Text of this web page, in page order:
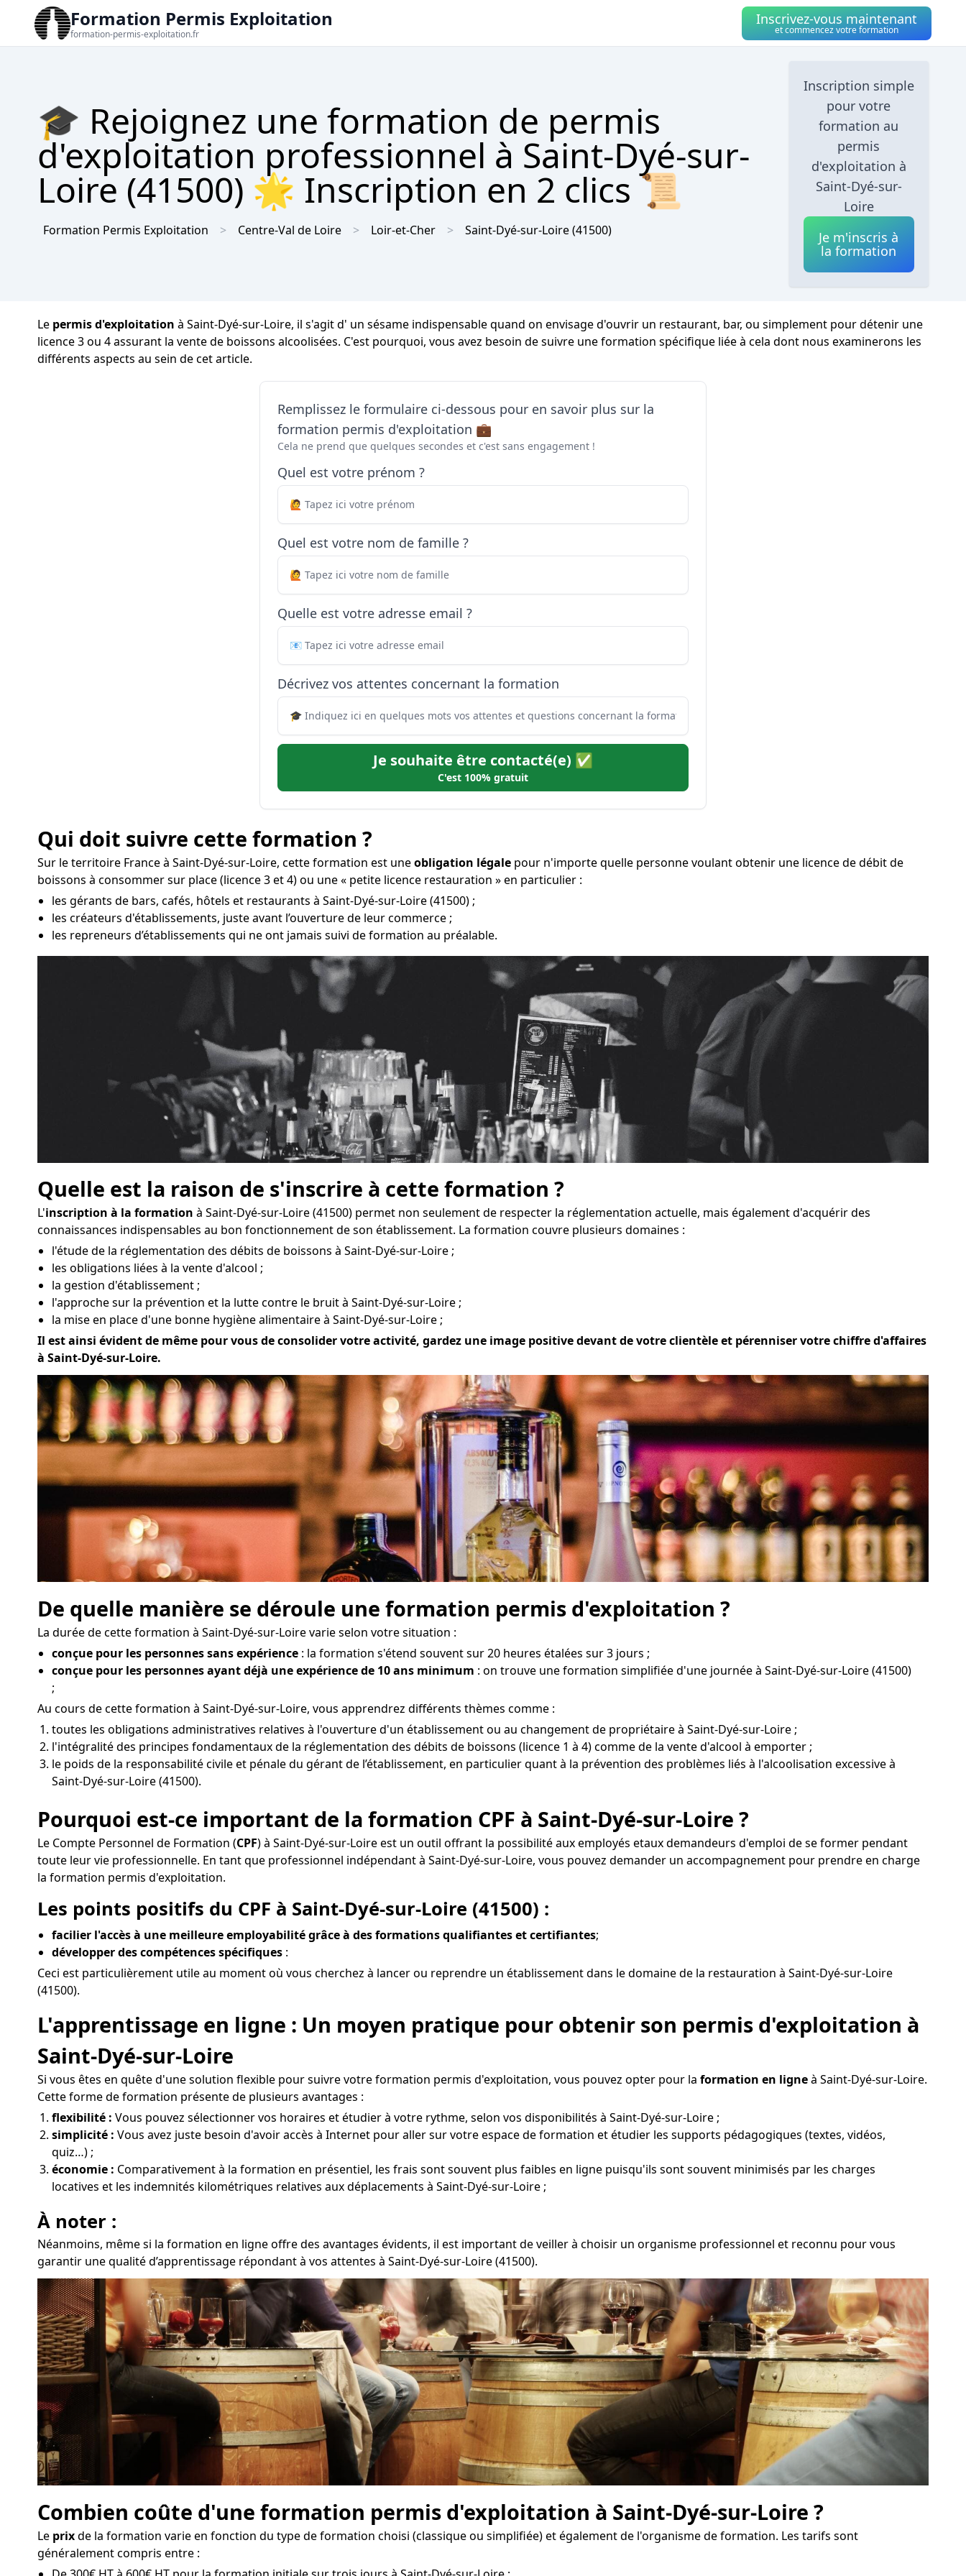
Formation Permis Exploitation
formation-permis-exploitation.fr
Inscrivez-vous maintenant
et commencez votre formation
🎓 Rejoignez une formation de permis
d'exploitation professionnel à Saint-Dyé-sur-
Loire (41500) 🌟 Inscription en 2 clics 📜
Formation Permis Exploitation Centre-Val de Loire Loir-et-Cher Saint-Dyé-sur-Loire(41500)
Inscription simple
pour votre
formation au
permis
d'exploitation à
Saint-Dyé-sur-
Loire
Je m'inscris à
la formation
Le permis d'exploitation à Saint-Dyé-sur-Loire, il s'agit d' un sésame indispensable quand on envisage d'ouvrir un restaurant, bar, ou simplement pour détenir une
licence 3 ou 4 assurant la vente de boissons alcoolisées. C'est pourquoi, vous avez besoin de suivre une formation spécifique liée à cela dont nous examinerons les
différents aspects au sein de cet article.
Remplissez le formulaire ci-dessous pour en savoir plus sur la
formation permis d'exploitation 💼
Cela ne prend que quelques secondes et c'est sans engagement !
Quel est votre prénom ?
Quel est votre nom de famille ?
Quelle est votre adresse email ?
Décrivez vos attentes concernant la formation
Je souhaite être contacté(e) ✅
C'est 100% gratuit
Qui doit suivre cette formation ?
Sur le territoire France à Saint-Dyé-sur-Loire, cette formation est uneobligation légale pour n'importe quelle personne voulant obtenir une licence de débit de
boissons à consommer sur place (licence 3 et 4) ou une « petite licence restauration » en particulier :
les gérants de bars, cafés, hôtels et restaurants à Saint-Dyé-sur-Loire (41500) ;
les créateurs d'établissements, juste avant l’ouverture de leur commerce ;
les repreneurs d’établissements qui ne ont jamais suivi de formation au préalable.
Quelle est la raison de s'inscrire à cette formation ?
L'inscription à la formation à Saint-Dyé-sur-Loire (41500) permet non seulement de respecter la réglementation actuelle, mais également d'acquérir des
connaissances indispensables au bon fonctionnement de son établissement. La formation couvre plusieurs domaines :
l'étude de la réglementation des débits de boissons à Saint-Dyé-sur-Loire ;
les obligations liées à la vente d'alcool ;
la gestion d'établissement ;
l'approche sur la prévention et la lutte contre le bruit à Saint-Dyé-sur-Loire ;
la mise en place d'une bonne hygiène alimentaire à Saint-Dyé-sur-Loire ;
Il est ainsi évident de même pour vous de consolider votre activité, gardez une image positive devant de votre clientèle et pérenniser votre chiffre d'affaires
à Saint-Dyé-sur-Loire.
De quelle manière se déroule une formation permis d'exploitation ?
La durée de cette formation à Saint-Dyé-sur-Loire varie selon votre situation :
conçue pour les personnes sans expérience : la formation s'étend souvent sur 20 heures étalées sur 3 jours ;
conçue pour les personnes ayant déjà une expérience de 10 ans minimum : on trouve une formation simplifiée d'une journée à Saint-Dyé-sur-Loire (41500)
;
Au cours de cette formation à Saint-Dyé-sur-Loire, vous apprendrez différents thèmes comme :
toutes les obligations administratives relatives à l'ouverture d'un établissement ou au changement de propriétaire à Saint-Dyé-sur-Loire ;
l'intégralité des principes fondamentaux de la réglementation des débits de boissons (licence 1 à 4) comme de la vente d'alcool à emporter ;
le poids de la responsabilité civile et pénale du gérant de l’établissement, en particulier quant à la prévention des problèmes liés à l'alcoolisation excessive à
Saint-Dyé-sur-Loire (41500).
Pourquoi est-ce important de la formation CPF à Saint-Dyé-sur-Loire ?
Le Compte Personnel de Formation (CPF) à Saint-Dyé-sur-Loire est un outil offrant la possibilité aux employés etaux demandeurs d'emploi de se former pendant
toute leur vie professionnelle. En tant que professionnel indépendant à Saint-Dyé-sur-Loire, vous pouvez demander un accompagnement pour prendre en charge
la formation permis d'exploitation.
Les points positifs du CPF à Saint-Dyé-sur-Loire (41500) :
facilier l'accès à une meilleure employabilité grâce à des formations qualifiantes et certifiantes;
développer des compétences spécifiques :
Ceci est particulièrement utile au moment où vous cherchez à lancer ou reprendre un établissement dans le domaine de la restauration à Saint-Dyé-sur-Loire
(41500).
L'apprentissage en ligne : Un moyen pratique pour obtenir son permis d'exploitation à
Saint-Dyé-sur-Loire
Si vous êtes en quête d'une solution flexible pour suivre votre formation permis d'exploitation, vous pouvez opter pour la formation en ligneà Saint-Dyé-sur-Loire.
Cette forme de formation présente de plusieurs avantages :
flexibilité : Vous pouvez sélectionner vos horaires et étudier à votre rythme, selon vos disponibilités à Saint-Dyé-sur-Loire ;
simplicité : Vous avez juste besoin d'avoir accès à Internet pour aller sur votre espace de formation et étudier les supports pédagogiques (textes, vidéos,
quiz…) ;
économie : Comparativement à la formation en présentiel, les frais sont souvent plus faibles en ligne puisqu'ils sont souvent minimisés par les charges
locatives et les indemnités kilométriques relatives aux déplacements à Saint-Dyé-sur-Loire ;
À noter :
Néanmoins, même si la formation en ligne offre des avantages évidents, il est important de veiller à choisir un organisme professionnel et reconnu pour vous
garantir une qualité d’apprentissage répondant à vos attentes à Saint-Dyé-sur-Loire (41500).
Combien coûte d'une formation permis d'exploitation à Saint-Dyé-sur-Loire ?
Le prixde la formation varie en fonction du type de formation choisi (classique ou simplifiée) et également de l'organisme de formation. Les tarifs sont
généralement compris entre :